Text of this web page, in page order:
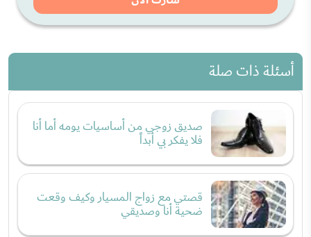
أسئلة ذات صلة
صديق زوجي من أساسيات يومه أما أنا
فلا يفكر بي أبداً
قصتي مع زواج المسيار وكيف وقعت
ضحية أنا وصديقي